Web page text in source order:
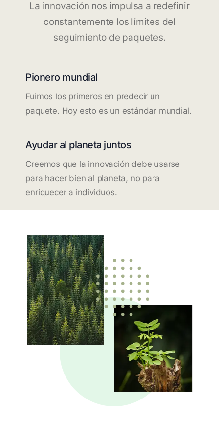
La innovación nos impulsa a redefinir
constantemente los límites del
seguimiento de paquetes.
Pionero mundial
Fuimos los primeros en predecir un
paquete. Hoy esto es un estándar mundial.
Ayudar al planeta juntos
Creemos que la innovación debe usarse
para hacer bien al planeta, no para
enriquecer a individuos.